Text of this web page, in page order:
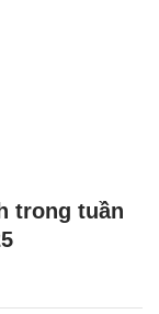
trong tuần